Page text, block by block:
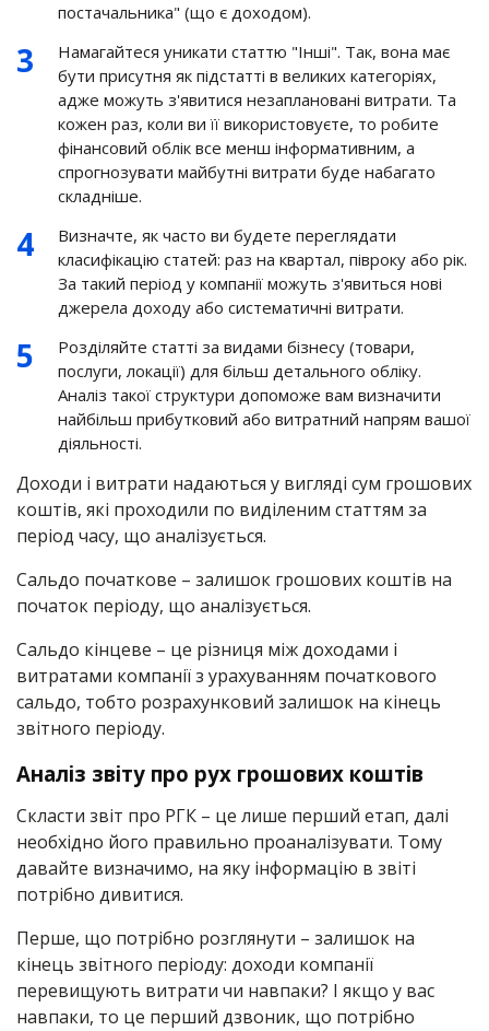
постачальника" (що є доходом).
Намагайтеся уникати статтю "Інші". Так, вона має
бути присутня як підстатті в великих категоріях,
адже можуть з'явитися незаплановані витрати. Та
кожен раз, коли ви її використовуєте, то робите
фінансовий облік все менш інформативним, а
спрогнозувати майбутні витрати буде набагато
складніше.
Визначте, як часто ви будете переглядати
класифікацію статей: раз на квартал, півроку або рік.
За такий період у компанії можуть з'явиться нові
джерела доходу або систематичні витрати.
Розділяйте статті за видами бізнесу (товари,
послуги, локації) для більш детального обліку.
Аналіз такої структури допоможе вам визначити
найбільш прибутковий або витратний напрям вашої
діяльності.
Доходи і витрати надаються у вигляді сум грошових
коштів, які проходили по виділеним статтям за
період часу, що аналізується.
Сальдо початкове – залишок грошових коштів на
початок періоду, що аналізується.
Сальдо кінцеве – це різниця між доходами і
витратами компанії з урахуванням початкового
сальдо, тобто розрахунковий залишок на кінець
звітного періоду.
Аналіз звіту про рух грошових коштів
Скласти звіт про РГК – це лише перший етап, далі
необхідно його правильно проаналізувати. Тому
давайте визначимо, на яку інформацію в звіті
потрібно дивитися.
Перше, що потрібно розглянути – залишок на
кінець звітного періоду: доходи компанії
перевищують витрати чи навпаки? І якщо у вас
навпаки, то це перший дзвоник, що потрібно